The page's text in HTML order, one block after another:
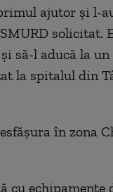
ajutor şi l-
solicitat.
să-l aducă la
la spitalul din
în zona
cu echipamente